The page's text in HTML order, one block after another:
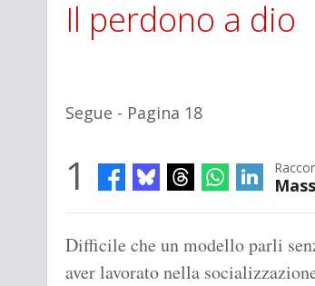
STAR TREK: STRANGE NEW WORLDS
Il perdono a dio
Segue - Pagina 18
1
Difficile che un modello parli
aver lavorato nella